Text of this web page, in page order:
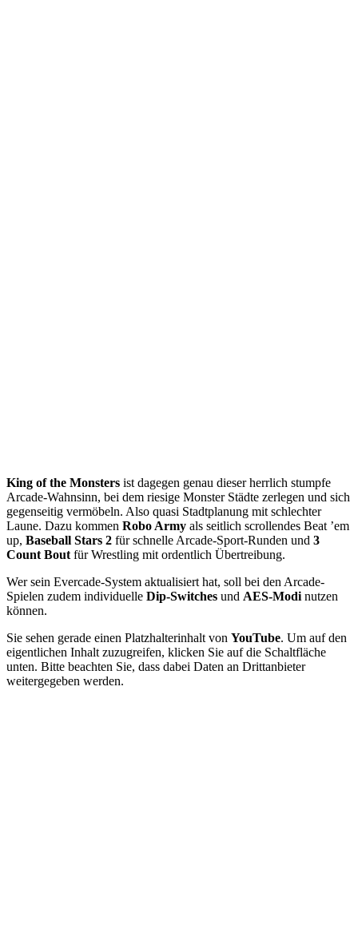
King of the Monsters ist dagegen genau dieser herrlich stumpfe
Arcade-Wahnsinn, bei dem riesige Monster Städte zerlegen und sich
gegenseitig vermöbeln. Also quasi Stadtplanung mit schlechter
Laune. Dazu kommen Robo Army als seitlich scrollendes Beat ’em
up, Baseball Stars 2 für schnelle Arcade-Sport-Runden und 3
Count Bout für Wrestling mit ordentlich Übertreibung.
Wer sein Evercade-System aktualisiert hat, soll bei den Arcade-
Spielen zudem individuelle Dip-Switches und AES-Modi nutzen
können.
Sie sehen gerade einen Platzhalterinhalt von YouTube. Um auf den
eigentlichen Inhalt zuzugreifen, klicken Sie auf die Schaltfläche
unten. Bitte beachten Sie, dass dabei Daten an Drittanbieter
weitergegeben werden.